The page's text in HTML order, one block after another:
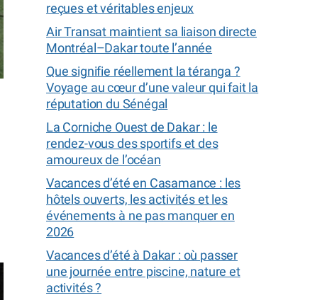
reçues et véritables enjeux
Air Transat maintient sa liaison directe
Montréal–Dakar toute l’année
Que signifie réellement la téranga ?
Voyage au cœur d’une valeur qui fait la
réputation du Sénégal
La Corniche Ouest de Dakar : le
rendez-vous des sportifs et des
amoureux de l’océan
Vacances d’été en Casamance : les
hôtels ouverts, les activités et les
événements à ne pas manquer en
2026
Vacances d’été à Dakar : où passer
une journée entre piscine, nature et
activités ?